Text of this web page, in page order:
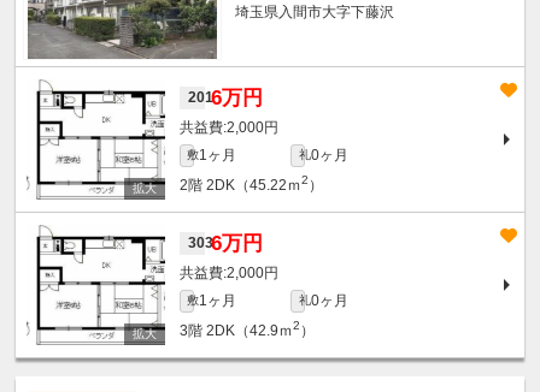
埼玉県入間市大字下藤沢
2016万円
2,000円
敷1ヶ月 礼0ヶ月
2階 2DK（45.22ｍ2 ）
3036万円
2,000円
敷1ヶ月 礼0ヶ月
3階 2DK（42.9ｍ2 ）